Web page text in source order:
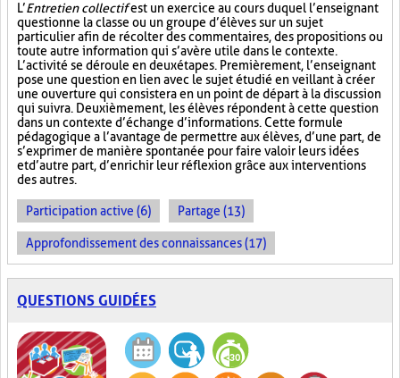
L’Entretien collectifest un exercice au cours duquel l’enseignant
questionne la classe ou un groupe d’élèves sur un sujet
particulier afin de récolter des commentaires, des propositions ou
toute autre information qui s’avère utile dans le contexte.
L’activité se déroule en deux étapes. Premièrement, l’enseignant
pose une question en lien avec le sujet étudié en veillant à créer
une ouverture qui consistera en un point de départ à la discussion
qui suivra. Deuxièmement, les élèves répondent à cette question
dans un contexte d’échange d’informations. Cette formule
pédagogique a l’avantage de permettre aux élèves, d’une part, de
s’exprimer de manière spontanée pour faire valoir leurs idées
et d’autre part, d’enrichir leur réflexion grâce aux interventions
des autres.
Participation active (6) Partage (13)
Approfondissement des connaissances (17)
QUESTIONS GUIDÉES